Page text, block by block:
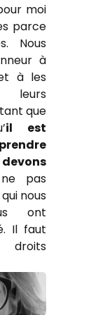
moi
parce
Nous
à
à les
leurs
que
il est
pas
nous
ont
Il faut
droits